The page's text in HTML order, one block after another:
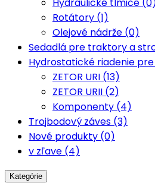
Hydraulické tlmiče
Rotátory (1)
Olejové nádrže (0)
Sedadlá pre traktory a
Hydrostatické riadenie
ZETOR URI (13)
ZETOR URII (2)
Komponenty (4)
Trojbodový záves (3)
Nové produkty (0)
v zľave (4)
Kategórie